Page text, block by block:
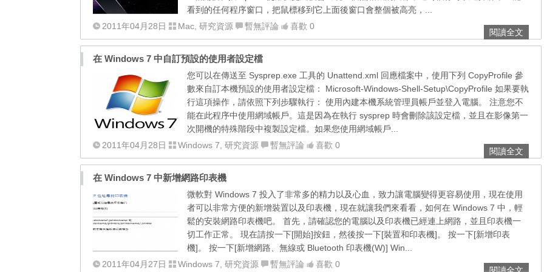
看到的任何程序窗口，把鼠標移到它上面後窗口會整個被高亮，...
2011年04月28日
Mac 研究資源 暫無評論 喜歡 0
閱讀全文
在 Windows 7 中自訂預設的使用者設定檔
您可以在傳送至 Sysprep.exe 工具的 Unattend.xml 回應檔案中，使用下列 CopyProfile 參
數來自訂本機預設的使用者設定檔： Microsoft-Windows-Shell-Setup\CopyProfile 如果要執
行這項操作，請依照下列步驟執行： 使用內建本機系統管理員帳戶並登入電腦。 注意您不
能在此程序中使用網域帳戶。這是因為在執行 sysprep 時會刪除該設定檔，並且在影像第一
次開機的特殊階段中複製設定檔。如果您使用網域帳戶...
2011年04月28日
Windows 7 研究資源 暫無評論 喜歡 0
閱讀全文
在 Windows 7 中新增網路印表機
微軟對 Windows 7 投入了非常多的精力以及心血，致力讓電腦變得更容易使用，現在使用
者可以非常方便的新增裝置以及印表機，現在就讓我們來看看，如何在 Windows 7 中，輕
鬆的安裝網路印表機吧。 首先，請確認您的電腦以及印表機已經連上網路，並且印表機一
切工作正常。 現在請按一下[開始]按鈕，然後按一下[裝置和印表機]。 按一下[新增印表
機]。 按一下[新增網路、無線或 Bluetooth 印表機(W)] Win...
2011年04月27日
Windows 7 研究資源 暫無評論 喜歡 0